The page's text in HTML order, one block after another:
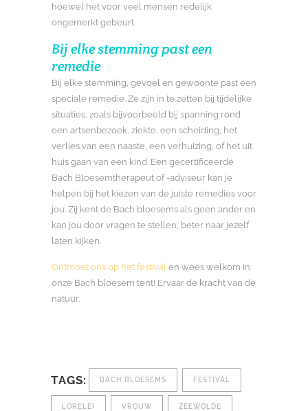
hoewel het voor veel mensen redelijk
ongemerkt gebeurt.
Bij elke stemming past een
remedie
Bij elke stemming, gevoel en gewoonte past een
speciale remedie. Ze zijn in te zetten bij tijdelijke
situaties, zoals bijvoorbeeld bij spanning rond
een artsenbezoek, ziekte, een scheiding, het
verlies van een naaste, een verhuizing, of het uit
huis gaan van een kind. Een gecertificeerde
Bach Bloesemtherapeut of -adviseur kan je
helpen bij het kiezen van de juiste remedies voor
jou. Zij kent de Bach bloesems als geen ander en
kan jou door vragen te stellen, beter naar jezelf
laten kijken.
Ontmoet ons op het festival en wees welkom in
onze Bach bloesem tent! Ervaar de kracht van de
natuur.
TAGS: BACH BLOESEMS FESTIVAL
LORELEI VROUW ZEEWOLDE